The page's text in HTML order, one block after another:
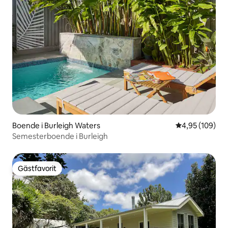
Boende i Burleigh Waters 4,95 av 5 i
4,95 (109)
Semesterboende i Burleigh
Gästfavorit
Gästfavorit